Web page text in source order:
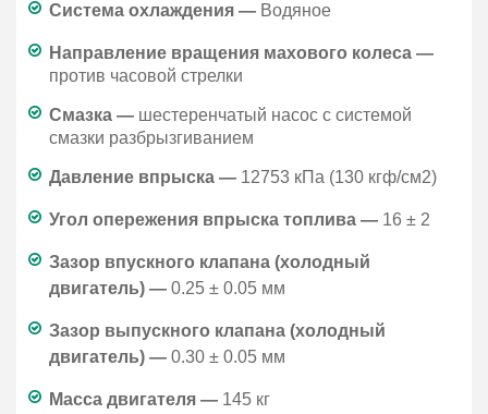
Система охлаждения — Водяное
Направление вращения махового колеса —
против часовой стрелки
Смазка — шестеренчатый насос с системой
смазки разбрызгиванием
Давление впрыска — 12753 кПа (130 кгф/см2)
Угол опережения впрыска топлива — 16 ± 2
Зазор впускного клапана (холодный
двигатель) — 0.25 ± 0.05 мм
Зазор выпускного клапана (холодный
двигатель) — 0.30 ± 0.05 мм
Масса двигателя — 145 кг